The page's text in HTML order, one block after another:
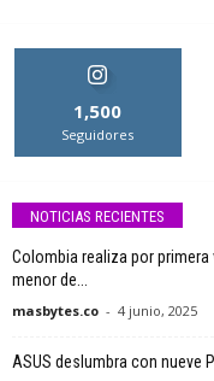
1,500
Seguidores
NOTICIAS RECIENTES
Colombia realiza por
menor de...
masbytes.co - 4 junio, 2025
ASUS deslumbra con nueve